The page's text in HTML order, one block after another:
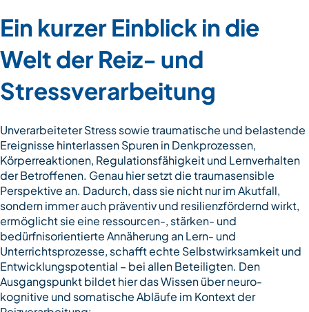
Ein kurzer Einblick in die
Welt der Reiz- und
Stressverarbeitung
Unverarbeiteter Stress sowie traumatische und belastende
Ereignisse hinterlassen Spuren in Denkprozessen,
Körperreaktionen, Regulationsfähigkeit und Lernverhalten
der Betroffenen. Genau hier setzt die traumasensible
Perspektive an. Dadurch, dass sie nicht nur im Akutfall,
sondern immer auch präventiv und resilienzfördernd wirkt,
ermöglicht sie eine ressourcen-, stärken- und
bedürfnisorientierte Annäherung an Lern- und
Unterrichtsprozesse, schafft echte Selbstwirksamkeit und
Entwicklungspotential – bei allen Beteiligten. Den
Ausgangspunkt bildet hier das Wissen über neuro-
kognitive und somatische Abläufe im Kontext der